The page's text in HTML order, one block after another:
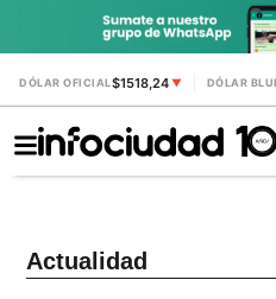
DÓLAR OFICIAL$1518,24 ▼ DÓLAR
Actualidad